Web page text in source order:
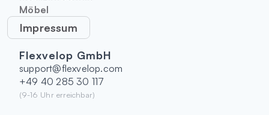
Möbel
Impressum
Flexvelop GmbH
support@flexvelop.com
+49 40 285 30 117
(9-16 Uhr erreichbar)